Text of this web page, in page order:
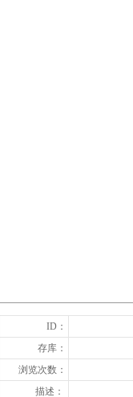
ID：
存库：
浏览次数：
描述：